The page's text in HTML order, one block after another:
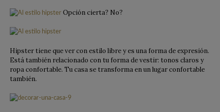
Opción cierta? No?
Hipster tiene que ver con estilo libre y es una forma de expresión.
Está también relacionado con tu forma de vestir: tonos claros y
ropa confortable. Tu casa se transforma en un lugar confortable
también.